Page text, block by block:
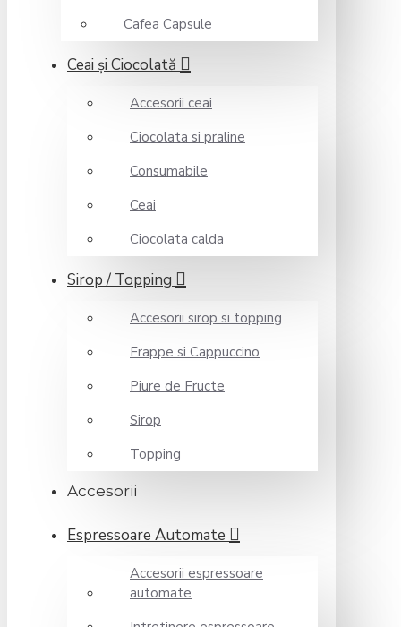
Cafea Capsule
Ceai şi Ciocolată
Accesorii ceai
Ciocolata si praline
Consumabile
Ceai
Ciocolata calda
Sirop / Topping
Accesorii sirop si topping
Frappe si Cappuccino
Piure de Fructe
Sirop
Topping
Accesorii
Espressoare Automate
Accesorii espressoare
automate